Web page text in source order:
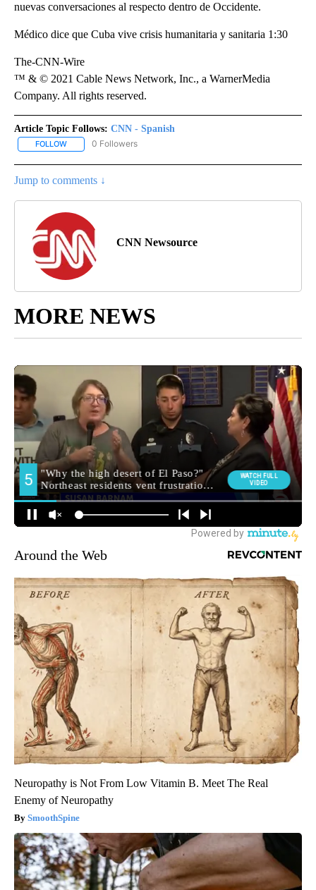
nuevas conversaciones al respecto dentro de Occidente.
Médico dice que Cuba vive crisis humanitaria y sanitaria 1:30
The-CNN-Wire
™ & © 2021 Cable News Network, Inc., a WarnerMedia
Company. All rights reserved.
Article Topic Follows: CNN - Spanish
FOLLOW FOLLOW "CNN - SPANISH" TO RECEIVE NOTIFICATIONS ABOUT
0 Followers
Jump to comments ↓
CNN Newsource
MORE NEWS
Around the Web
Neuropathy is Not From Low Vitamin B. Meet The Real
Enemy of Neuropathy
SmoothSpine